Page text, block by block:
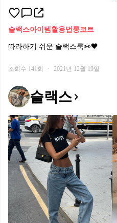
슬랙스아이템활용법 롱코트
따라하기 쉬운 슬랙스룩👀🖤
조회수 141회 · 2021년 12월 19일
슬랙스